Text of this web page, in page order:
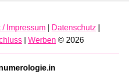
/ Impressum Datenschutz
Werben © 2026